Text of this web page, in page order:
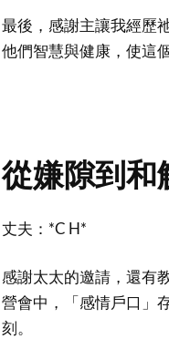
最後，感謝主讓我經歷
他們智慧與健康，使這
從嫌隙到和
丈夫：*C H*
感謝太太的邀請，還有
營會中，「感情戶口」
刻。